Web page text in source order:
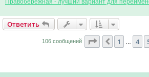
Правобережная - лучший вариант для
Ответить
106 сообщений Страница из
Пред.
1 4